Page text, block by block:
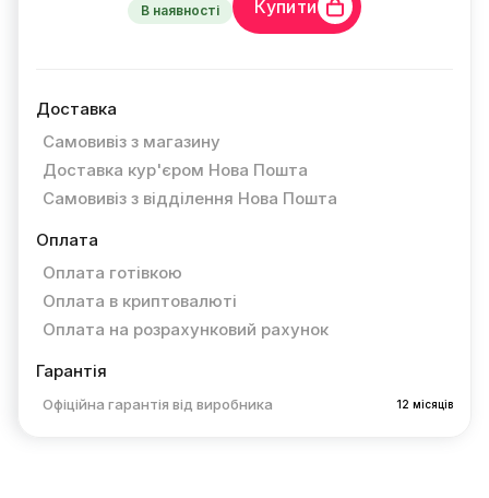
В наявності Купити
Доставка
Самовивіз з магазину
Доставка кур'єром Нова Пошта
Самовивіз з відділення Нова Пошта
Оплата
Оплата готівкою
Оплата в криптовалюті
Оплата на розрахунковий рахунок
Гарантія
Офіційна гарантія від виробника 12 місяців